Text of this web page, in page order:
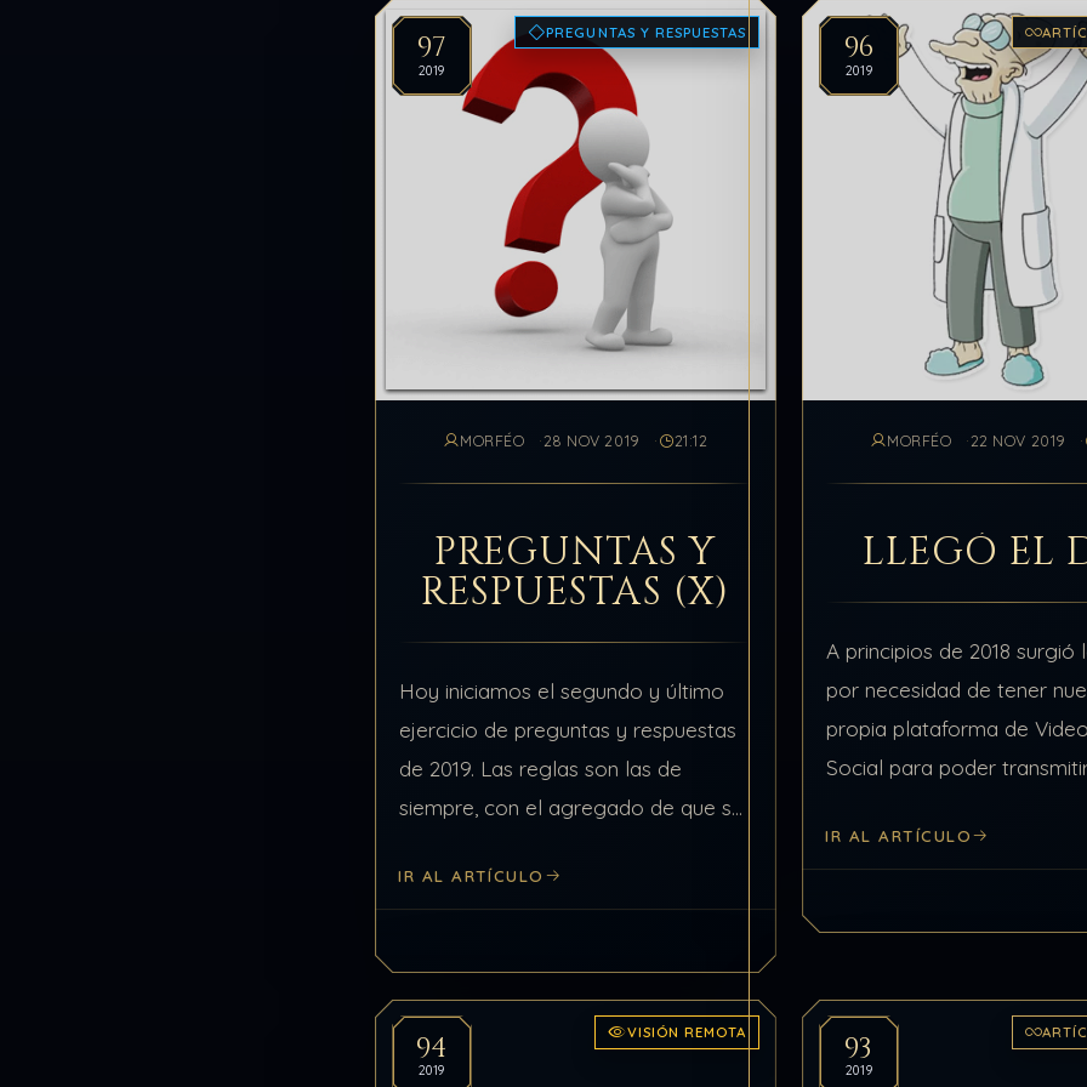
97
2019
PREGUNTAS Y RESPUESTAS
MORFÉO 28 NOV 2019 21:12
PREGUNTAS Y
RESPUESTAS (X)
Hoy iniciamos el segundo y último
ejercicio de preguntas y respuestas
de 2019. Las reglas son las de
siempre, con el agregado de que se
ejercicio, todos los comentarios que
IR AL ARTÍCULO
96
2019
MORFÉO 22 NOV 2019
LLEGÓ EL
A principios de 2018 surgió
por necesidad de tener
propia plataforma de
Social para poder
penalicen continuamente. A
IR AL ARTÍCULO
94
2019
VISIÓN REMOTA 93
2019